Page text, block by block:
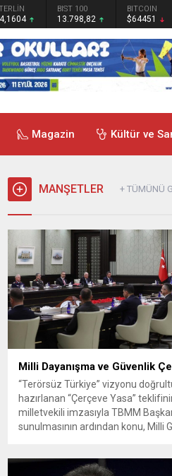
BIST 100
13.798,82
BITCOIN
$64451
Magazin Kültür ve
MANŞETLER + TÜMÜNÜ
Milli Dayanışma ve Güvenlik
“Terörsüz Türkiye” vizyonu
hazırlanan “Çerçeve Yasa”
milletvekili imzasıyla TBMM
sunulmasının ardından konu, Milli
maddelik bildiri, ülke güvenliği ve